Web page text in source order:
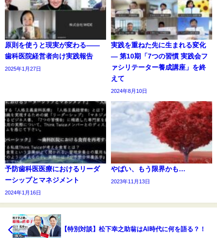
原則を使うと現実が変わる――
歯科医院経営者向け実践報告
2025年1月27日
実践を重ねた先に生まれる変化
― 第10期「7つの習慣 実践会フ
ァシリテーター養成講座」を終
えて
2024年8月10日
予防歯科医医療におけるリーダ
ーシップとマネジメント
2024年1月16日
やばい、もう限界かも…
2023年11月13日
【特別対談】松下幸之助翁はAI時代に何を語る？！